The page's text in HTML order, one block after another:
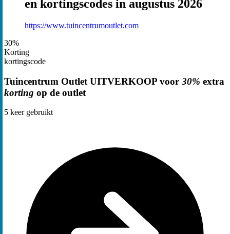
en kortingscodes in augustus 2026
https://www.tuincentrumoutlet.com
30%
Korting
kortingscode
Tuincentrum Outlet UITVERKOOP voor 30% extra
korting op de outlet
5 keer gebruikt